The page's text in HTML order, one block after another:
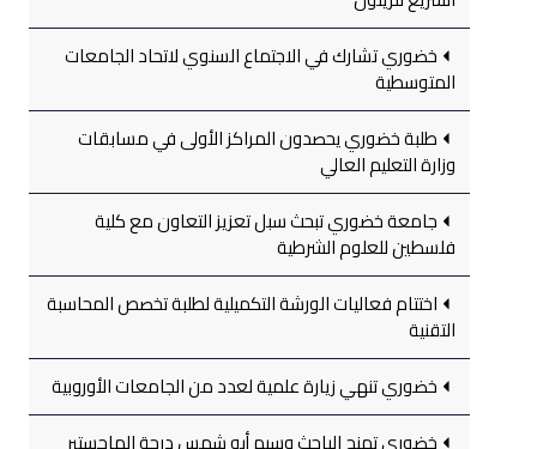
خضوري تشارك في الاجتماع السنوي لاتحاد الجامعات
المتوسطية
طلبة خضوري يحصدون المراكز الأولى في مسابقات
وزارة التعليم العالي
جامعة خضوري تبحث سبل تعزيز التعاون مع كلية
فلسطين للعلوم الشرطية
اختتام فعاليات الورشة التكميلية لطلبة تخصص المحاسبة
التقنية
خضوري تنهي زيارة علمية لعدد من الجامعات الأوروبية